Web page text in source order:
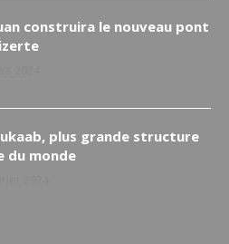
construira le nouveau pont
plus grande structure
du monde